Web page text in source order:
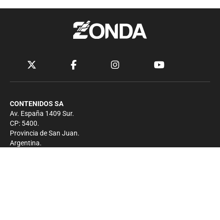
CONTENIDOS SA
Av. España 1409 Sur.
CP: 5400.
Provincia de San Juan.
Argentina.